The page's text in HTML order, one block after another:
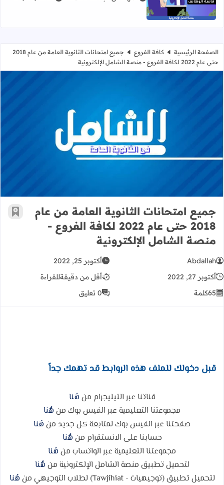
اقرأ المزيد عن مطلوب موظفة إدارية وموارد بشرية
الصفحة الرئيسية كافة الفروع
جميع امتحانات الثانوية العامة من عام 2018
حتى عام 2022 لكافة الفروع - منصة الشامل الإلكترونية
جميع امتحانات الثانوية العامة من عام 2018 حتى عام 2022 لكافة الفروع - منصة الشامل
جميع امتحانات الثانوية العامة من عام
2018 حتى عام 2022 لكافة الفروع -
منصة الشامل الإلكترونية
أضف
Abdallah
أكتوبر 25, 2022
أكتوبر 27, 2022
أقل من دقيقةللقراءة
65كلمة 0 تعليق
قبل دخولك للملف هذه الروابط قد تهمك جداً
قناتنا عبر التيليجرام منهُنا
مجموعتنا التعليمية عبر الفيس بوك منهُنا
صفحتنا عبر الفيس بوك لمتابعة كل جديد منهُنا
حسابنا على الانستقرام منهُنا
مجموعتنا التعليمية عبر الواتساب منهُنا
لتحميل تطبيق منصة الشامل الإلكترونية منهُنا
لتحميل تطبيق (توجيهيات - Tawjihiat) لطلاب التوجيهي من
هُنا